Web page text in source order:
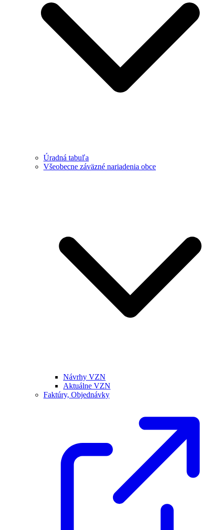
Úradná tabuľa
Všeobecne záväzné nariadenia obce
Návrhy VZN
Aktuálne VZN
Faktúry, Objednávky